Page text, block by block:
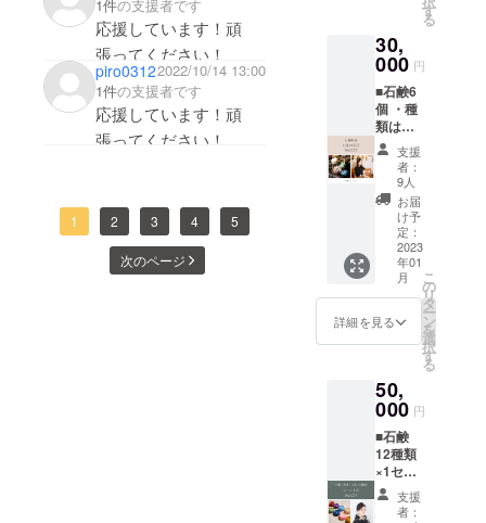
1件の支援者です
応援しています！頑
張ってください！
piro03122022/10/14 13:00
1件の支援者です
応援しています！頑
張ってください！
1 2 3 4 5
次のページ
ル）
す
る
30,
000 円
■石鹸6
個 ・種
類はこ
ちらで
選ばせ
ていた
だきま
す ・写
真はイ
メージ
です ■
お礼の
動画 ・
１分程
度の動
画を個
送りい
たしま
す
支援
者：
9人
お届
け予
定：
2023
年01
月
詳細を見る
こ
の
リ
タ
ー
ン
を
選
択
す
る
50,
000 円
■石鹸
12種類
×1セッ
ト ※毎
月該当
支援
者：